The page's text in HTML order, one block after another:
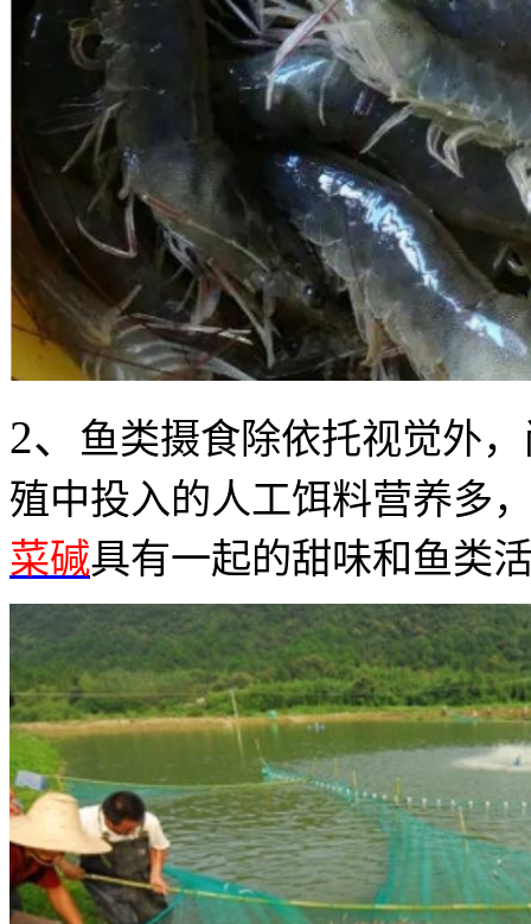
2、
鱼类摄食除依托视觉外
殖中投入的人工饵料营养多
菜碱具有一起的甜味和鱼类